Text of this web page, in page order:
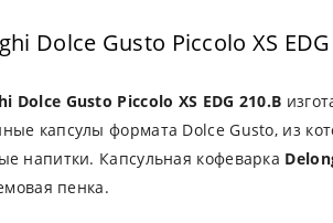
Dolce Gusto Piccolo XS
Dolce Gusto Piccolo XS EDG 210.B
капсулы формата Dolce Gusto, из
напитки. Капсульная кофеварка
пенка.